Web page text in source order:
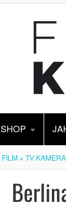
SHOP
FILM + TV KAMERA